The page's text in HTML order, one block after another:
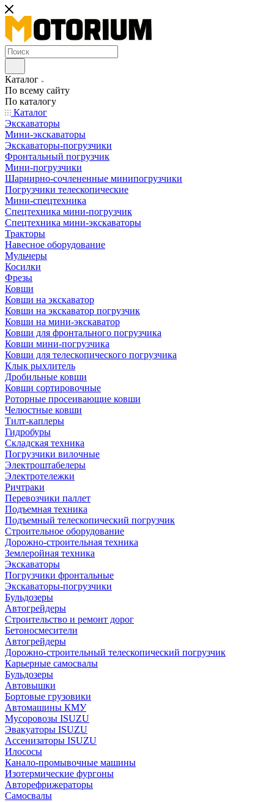
Каталог
По всему сайту
По каталогу
Каталог
Экскаваторы
Мини-экскаваторы
Экскаваторы-погрузчики
Фронтальный погрузчик
Мини-погрузчики
Шарнирно-сочлененные минипогрузчики
Погрузчики телескопические
Мини-спецтехника
Спецтехника мини-погрузчик
Спецтехника мини-экскаваторы
Тракторы
Навесное оборудование
Мульчеры
Косилки
Фрезы
Ковши
Ковши на экскаватор
Ковши на экскаватор погрузчик
Ковши на мини-экскаватор
Ковши для фронтального погрузчика
Ковши мини-погрузчика
Ковши для телескопического погрузчика
Клык рыхлитель
Дробильные ковши
Ковши сортировочные
Роторные просеивающие ковши
Челюстные ковши
Тилт-каплеры
Гидробуры
Складская техника
Погрузчики вилочные
Электроштабелеры
Электротележки
Ричтраки
Перевозчики паллет
Подъемная техника
Подъемный телескопический погрузчик
Строительное оборудование
Дорожно-строительная техника
Землеройная техника
Экскаваторы
Погрузчики фронтальные
Экскаваторы-погрузчики
Бульдозеры
Автогрейдеры
Строительство и ремонт дорог
Бетоносмесители
Автогрейдеры
Дорожно-строительный телескопический погрузчик
Карьерные самосвалы
Бульдозеры
Автовышки
Бортовые грузовики
Автомашины КМУ
Мусоровозы ISUZU
Эвакуаторы ISUZU
Ассенизаторы ISUZU
Илососы
Канало-промывочные машины
Изотермические фургоны
Авторефрижераторы
Самосвалы